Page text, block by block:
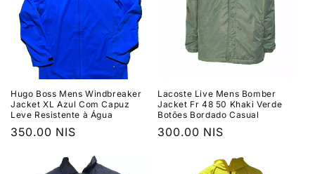
Hugo Boss Mens Windbreaker
Jacket XL Azul Com Capuz
Leve Resistente à Água
Preço
350.00 NIS
Lacoste Live Mens Bomber
Jacket Fr 48 50 Khaki Verde
Botões Bordado Casual
Preço
300.00 NIS